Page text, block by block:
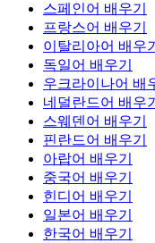
스페인어 배우기
프랑스어 배우기
이탈리아어 배우기
독일어 배우기
우크라이나어 배
네덜란드어 배우기
스웨덴어 배우기
핀란드어 배우기
아랍어 배우기
중국어 배우기
힌디어 배우기
일본어 배우기
한국어 배우기